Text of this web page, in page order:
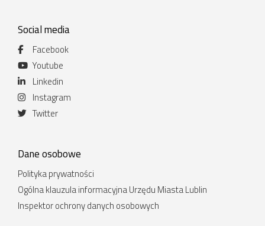
Social media
Facebook
Youtube
Linkedin
Instagram
Twitter
Dane osobowe
Polityka prywatności
Ogólna klauzula informacyjna Urzędu Miasta Lublin
Inspektor ochrony danych osobowych